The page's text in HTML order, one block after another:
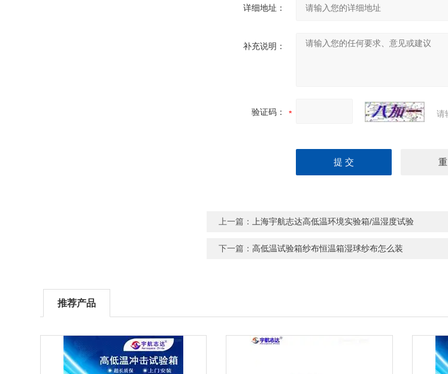
详细地址：
补充说明：
验证码： 请
上一篇：上海宇航志达高低温环境实验箱/温湿度试验
下一篇：高低温试验箱纱布恒温箱湿球纱布怎么装
推荐产品